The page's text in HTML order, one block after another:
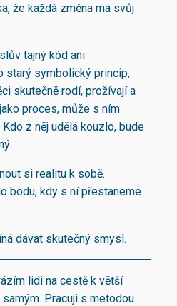
že každá změna má svůj
tajný kód ani
starý symbolický princip,
skutečně rodí, prožívají a
proces, může s ním
z něj udělá kouzlo, bude
si realitu k sobě.
bodu, kdy s ní přestaneme
dávat skutečný smysl.
lidi na cestě k větší
Pracuji s metodou